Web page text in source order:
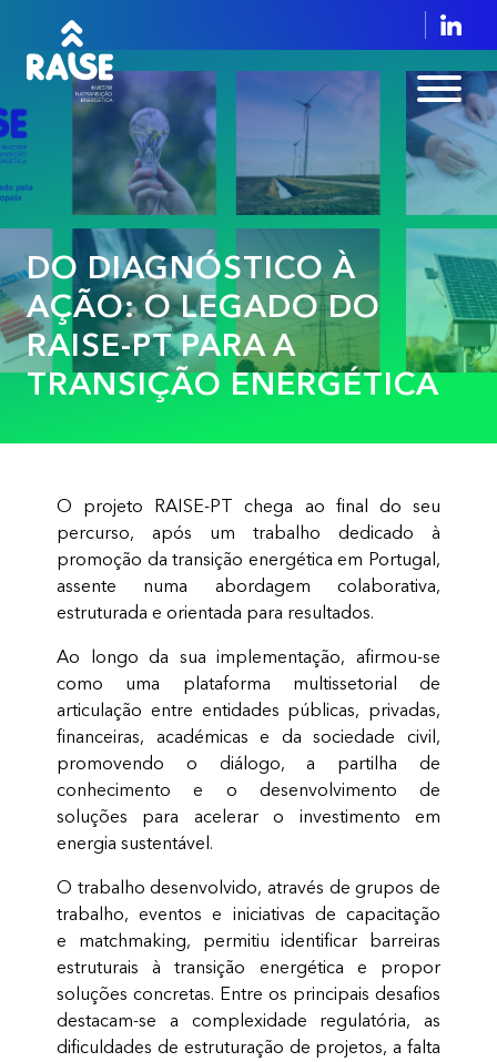
DO DIAGNÓSTICO À
AÇÃO: O LEGADO DO
RAISE-PT PARA A
TRANSIÇÃO ENERGÉTICA
O projeto RAISE-PT chega ao final do seu
percurso, após um trabalho dedicado à
promoção da transição energética em Portugal,
assente numa abordagem colaborativa,
estruturada e orientada para resultados.
Ao longo da sua implementação, afirmou-se
como uma plataforma multissetorial de
articulação entre entidades públicas, privadas,
financeiras, académicas e da sociedade civil,
promovendo o diálogo, a partilha de
conhecimento e o desenvolvimento de
soluções para acelerar o investimento em
energia sustentável.
O trabalho desenvolvido, através de grupos de
trabalho, eventos e iniciativas de capacitação
e matchmaking, permitiu identificar barreiras
estruturais à transição energética e propor
soluções concretas. Entre os principais desafios
destacam-se a complexidade regulatória, as
dificuldades de estruturação de projetos, a falta